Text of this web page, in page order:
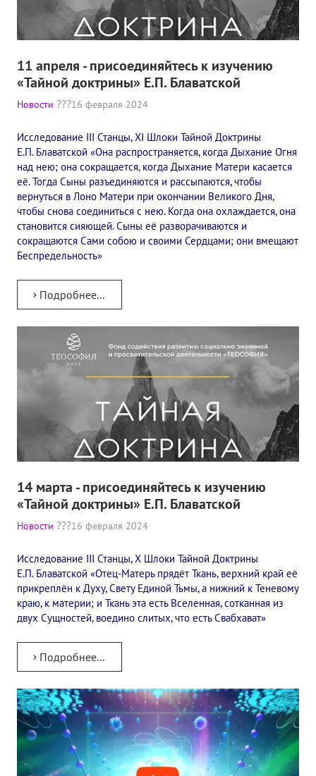
Выставка «Книжная экспедиция»
Конкурс городов России на право проведения
Олимпиада культуры под Знаменем Мира
МЕЖДУНАРОДНЫЙ ЦЕНТР ТЕОСОФИИ
ШКОЛА ТЕОСОФИИ
О школе Теософии
Фотоматериалы
Видео
ГОВОРЯТ ТЕОСОФЫ. Рубрика «Вопрос-Ответ»
Плейлист "Международный научно-исследовательский
Плейлист "Выпуски рубрики «ТЕОСОФСКИЙ КВИЗИ»"
ПОДДЕРЖАТЬ ФОНД
Пожертвовать денежные средства
Стать волонтером
Стать партнером
КОНТАКТЫ
11 апреля - присоединяйтесь к изучению
«Тайной доктрины» Е.П. Блаватской
Новости 16 февраля 2024
Исследование III Станцы, XI Шлоки Тайной Доктрины
Е.П. Блаватской «Она распространяется, когда Дыхание Огня
над нею; она сокращается, когда Дыхание Матери касается
её. Тогда Сыны разъединяются и рассыпаются, чтобы
вернуться в Лоно Матери при окончании Великого Дня,
чтобы снова соединиться с нею. Когда она охлаждается, она
становится сияющей. Сыны её разворачиваются и
сокращаются Сами собою и своими Сердцами; они вмещают
Беспредельность»
Подробнее...
14 марта - присоединяйтесь к изучению
«Тайной доктрины» Е.П. Блаватской
Новости 16 февраля 2024
Исследование III Станцы, X Шлоки Тайной Доктрины
Е.П. Блаватской «Отец-Матерь прядёт Ткань, верхний край её
прикреплён к Духу, Свету Единой Тьмы, а нижний к Теневому
краю, к материи; и Ткань эта есть Вселенная, сотканная из
двух Сущностей, воедино слитых, что есть Свабхават»
Подробнее...